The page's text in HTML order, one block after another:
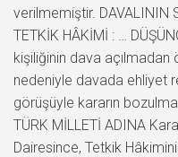
verilmemiştir. DAVALININ
TETKİK HÂKİMİ : …
kişiliğinin dava
nedeniyle davada ehliyet
görüşüyle kararın
TÜRK MİLLETİ ADINA
Dairesince, Tetkik